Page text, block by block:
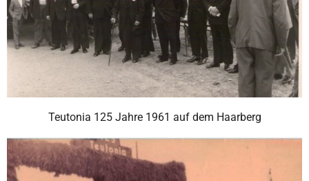
Teutonia 125 Jahre 1961 auf dem Haarberg